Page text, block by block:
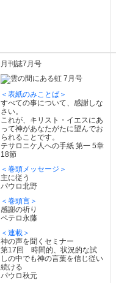
月刊誌7月号
＜表紙のみことば＞
すべての事について、感謝しな
さい。
これが、キリスト・イエスにあ
って神があなたがたに望んでお
られることです。
テサロニケ人への手紙 第一 5章
18節
＜巻頭メッセージ＞
主に従う
パウロ北野
＜巻頭言＞
感謝の祈り
ペテロ永藤
＜連載＞
神の声を聞くセミナー
第17回 時間的、状況的な試
しの中でも神の言葉を信じ従い
続ける
パウロ秋元